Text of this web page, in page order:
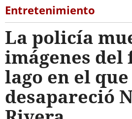
Entretenimiento
La policía
imágenes del
lago en el que
desapareció